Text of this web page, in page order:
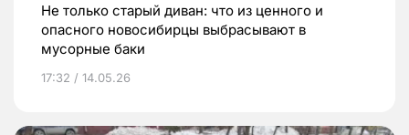
Не только старый диван: что из ценного и
опасного новосибирцы выбрасывают в
мусорные баки
17:32 / 14.05.26